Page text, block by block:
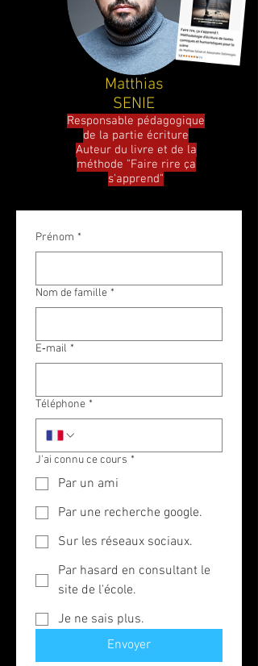
Matthias
SENIE
Responsable pédagogique
de la partie écriture
Auteur du livre et de la
méthode "Faire rire ça
s'apprend"
Prénom *
Nom de famille *
E‑mail *
Téléphone *
J'ai connu ce cours *
Par un ami
Par une recherche google.
Sur les réseaux sociaux.
Par hasard en consultant le
site de l'école.
Je ne sais plus.
Envoyer